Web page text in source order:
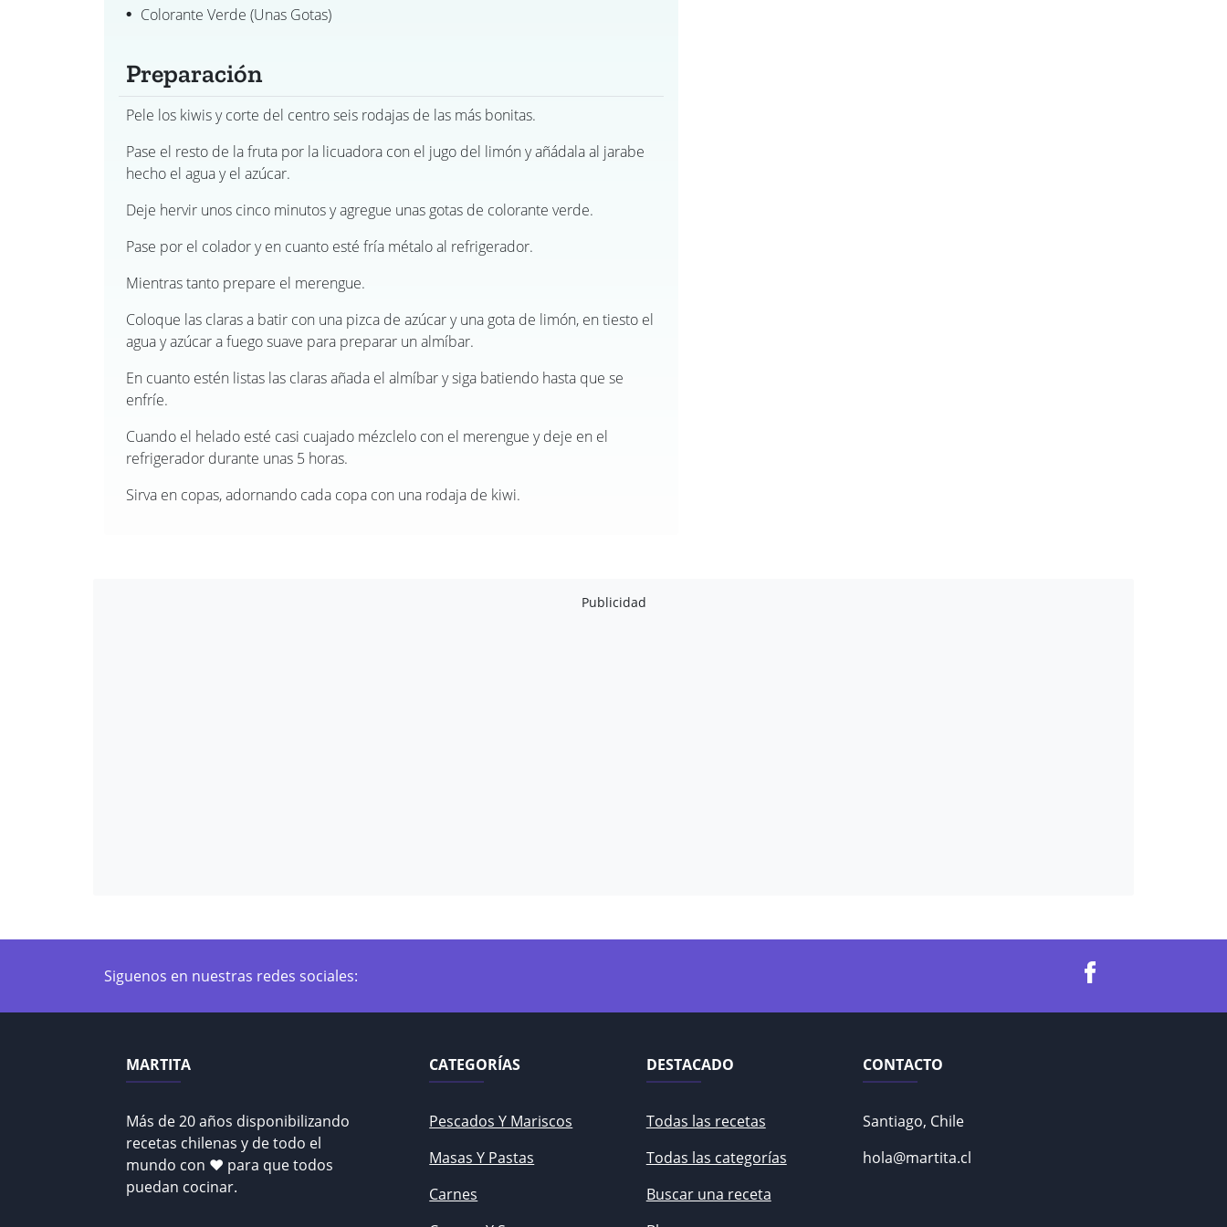
Colorante Verde (unas Gotas)
Preparación
Pele los kiwis y corte del centro seis rodajas de las más bonitas.
Pase el resto de la fruta por la licuadora con el jugo del limón y añádala al jarabe
hecho el agua y el azúcar.
Deje hervir unos cinco minutos y agregue unas gotas de colorante verde.
Pase por el colador y en cuanto esté fría métalo al refrigerador.
Mientras tanto prepare el merengue.
Coloque las claras a batir con una pizca de azúcar y una gota de limón, en tiesto el
agua y azúcar a fuego suave para preparar un almíbar.
En cuanto estén listas las claras añada el almíbar y siga batiendo hasta que se
enfríe.
Cuando el helado esté casi cuajado mézclelo con el merengue y deje en el
refrigerador durante unas 5 horas.
Sirva en copas, adornando cada copa con una rodaja de kiwi.
Publicidad
Siguenos en nuestras redes sociales:
MARTITA
Más de 20 años disponibilizando
recetas chilenas y de todo el
mundo con ♥ para que todos
puedan cocinar.
CATEGORÍAS
Pescados Y Mariscos
Masas Y Pastas
Carnes
DESTACADO
Todas las recetas
Todas las categorías
Buscar una receta
CONTACTO
Santiago, Chile
hola@martita.cl